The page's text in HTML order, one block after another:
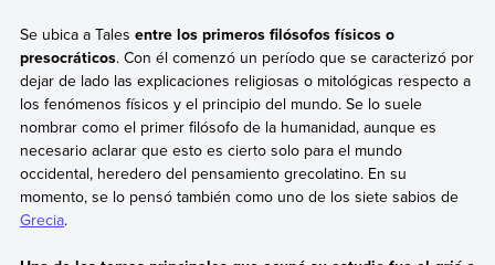
Se ubica a Tales entre los primeros filósofos físicos o
presocráticos. Con él comenzó un período que se caracterizó por
dejar de lado las explicaciones religiosas o mitológicas respecto a
los fenómenos físicos y el principio del mundo. Se lo suele
nombrar como el primer filósofo de la humanidad, aunque es
necesario aclarar que esto es cierto solo para el mundo
occidental, heredero del pensamiento grecolatino. En su
momento, se lo pensó también como uno de los siete sabios de
Grecia.